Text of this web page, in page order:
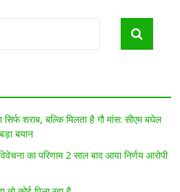
सिर्फ शराब, बल्कि मिलता है गौ मांस: सीएम बघेल
बयान
का परिणाम 2 साल बाद आया निर्णय आरोपी